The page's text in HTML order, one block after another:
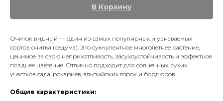
В Корзину
Очиток видный — один из самых популярных и узнаваемых
сортов очитка (седума). Это суккулентное многолетнее растение,
ценимое за свою неприхотливость, засухоустойчивость и эффектное
позднее цветение. Отлично подходит для солнечных, сухих
участков сада, рокариев, альпийских горок и бордюров.
Общие характеристики: